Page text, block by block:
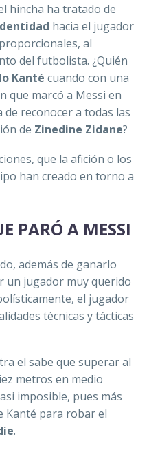
hincha ha tratado de
hacia el jugador
al
del futbolista. ¿Quién
Kanté cuando con una
que marcó a Messi en
de reconocer a todas las
de Zinedine Zidane?
que la afición o los
han creado en torno a
PARÓ A MESSI
además de ganarlo
un jugador muy querido
el jugador
técnicas y tácticas
el sabe que superar al
metros en medio
imposible, pues más
Kanté para robar el
.